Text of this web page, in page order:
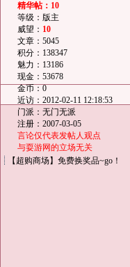
精华帖：10
等级：版主
威望： 10
文章：5045
积分：138347
魅力：13186
现金：53678
金币：0
近访：2012-02-11 12:18:53
门派：无门无派
注册：2007-03-05
言论仅代表发帖人观点
与耍游网的立场无关
【超购商场】免费换奖品~go！